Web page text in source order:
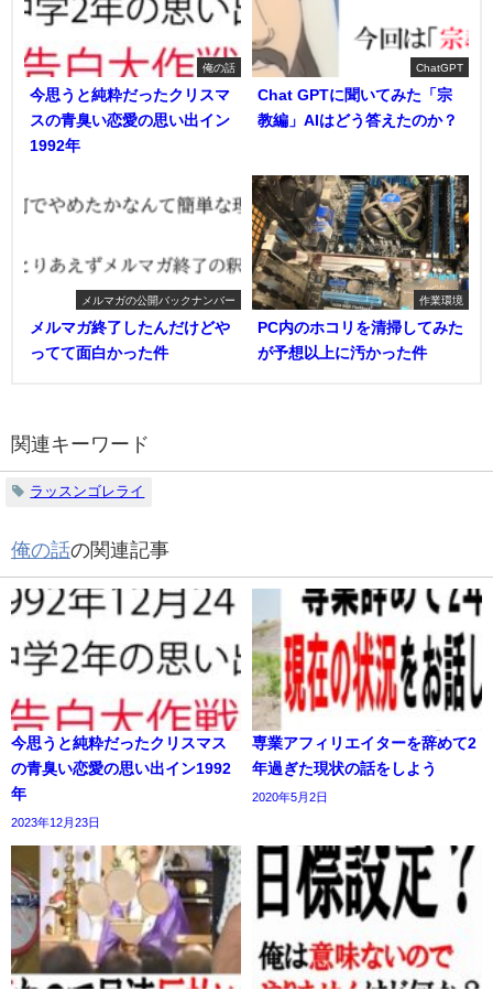
俺の話
今思うと純粋だったクリスマ
スの青臭い恋愛の思い出イン
1992年
ChatGPT
Chat GPTに聞いてみた「宗
教編」AIはどう答えたのか？
メルマガの公開バックナンバー
メルマガ終了したんだけどや
ってて面白かった件
作業環境
PC内のホコリを清掃してみた
が予想以上に汚かった件
関連キーワード
ラッスンゴレライ
俺の話の関連記事
今思うと純粋だったクリスマス
の青臭い恋愛の思い出イン1992
年
2023年12月23日
専業アフィリエイターを辞めて2
年過ぎた現状の話をしよう
2020年5月2日